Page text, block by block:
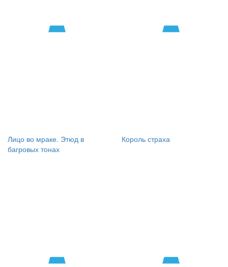
Лицо во мраке. Этюд в
багровых тонах
Король страха